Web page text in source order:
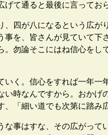
て通ると最後に言ってお
四が八になるという広が
を、皆さんが見ていて下
勿論そこにはね信心を
く。信心をすれば一年一
時なんですから。おか
「細い道でも次第に踏み
事はすな、その広がって